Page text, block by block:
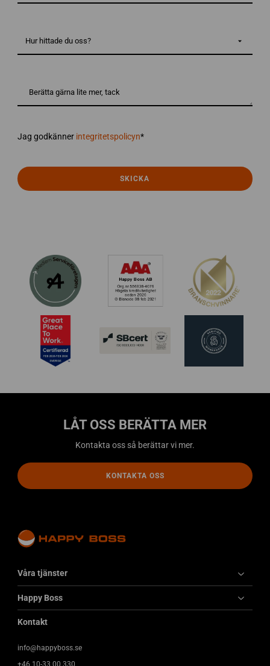
du
hittade
du
gärna
lite
tack
integritetspolicyn*
Jag godkänner integritetspolicyn*
SKICKA
LÅT OSS BERÄTTA MER
Kontakta oss så berättar vi mer.
KONTAKTA OSS
Våra tjänster
Happy Boss
Kontakt
info@happyboss.se